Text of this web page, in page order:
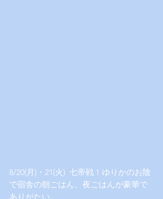
8/20(月)・21(火)  七帝戦！ゆりかのお陰
で宿舎の朝ごはん、夜ごはんが豪華で
ありがたい。